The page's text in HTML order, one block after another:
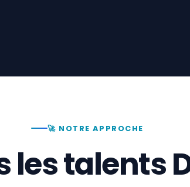
🚀 NOTRE APPROCHE
les talents